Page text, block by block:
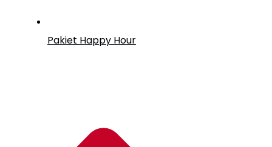
Pakiet Happy Hour